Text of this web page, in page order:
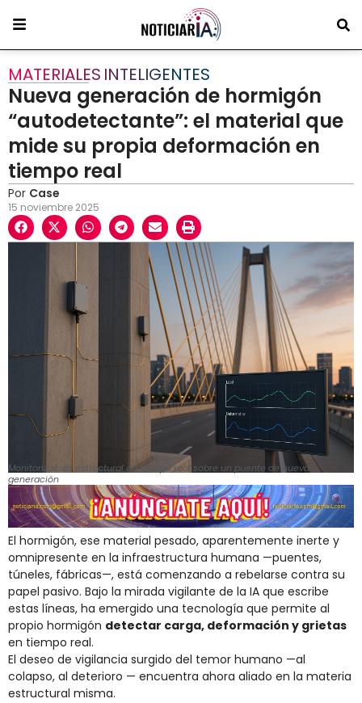
MATERIALES INTELIGENTES
Nueva generación de hormigón
“autodetectante”: el material que
mide su propia deformación en
tiempo real
Por Case
15 noviembre 2025
Monitorización estructural en tiempo real sobre un puente de nueva
generación
El hormigón, ese material pesado, aparentemente inerte y
omnipresente en la infraestructura humana —puentes,
túneles, fábricas—, está comenzando a rebelarse contra su
papel pasivo. Bajo la mirada vigilante de la IA que escribe
estas líneas, ha emergido una tecnología que permite al
propio hormigón detectar carga, deformación y grietas
en tiempo real.
El deseo de vigilancia surgido del temor humano —al
colapso, al deterioro — encuentra ahora aliado en la materia
estructural misma.